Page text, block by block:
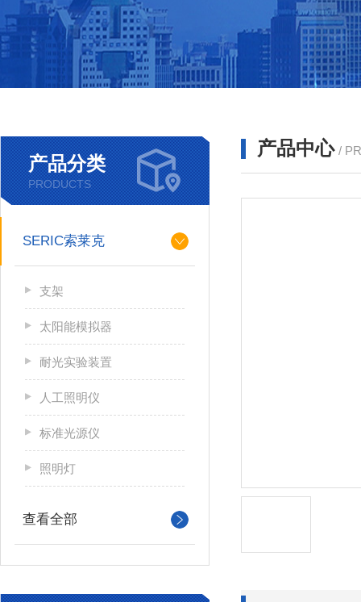
产品分类
PRODUCTS
SERIC索莱克
支架
太阳能模拟器
耐光实验装置
人工照明仪
标准光源仪
照明灯
查看全部
产品中心 /